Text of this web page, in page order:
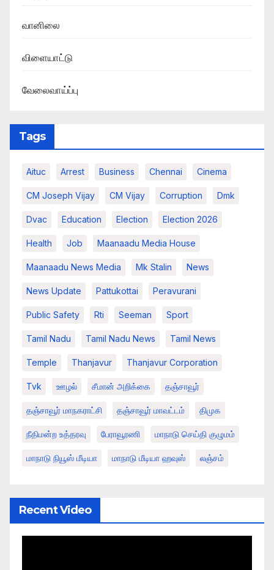
வானிலை
விளையாட்டு
வேலைவாய்ப்பு
Tags
Aituc Arrest Business Chennai Cinema
CM Joseph Vijay CM Vijay Corruption Dmk
Dvac Education Election Election 2026
Health Job Maanaadu Media House
Maanaadu News Media Mk Stalin News
News Update Pattukottai Peravurani
Public Safety Rti Seeman Sport
Tamil Nadu Tamil Nadu News Tamil News
Temple Thanjavur Thanjavur Corporation
Tvk ஊழல் சீமான் அறிக்கை தஞ்சாவூர்
தஞ்சாவூர் மாநகராட்சி தஞ்சாவூர் மாவட்டம் திமுக
நீதிமன்ற உத்தரவு பேராவூரணி மாநாடு செய்தி குழுமம்
மாநாடு நியூஸ் மீடியா மாநாடு மீடியா ஹவுஸ் லஞ்சம்
Recent Video